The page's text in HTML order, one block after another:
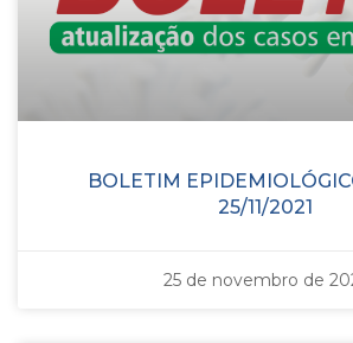
BOLETIM
25/11/2021
25 de novembro de